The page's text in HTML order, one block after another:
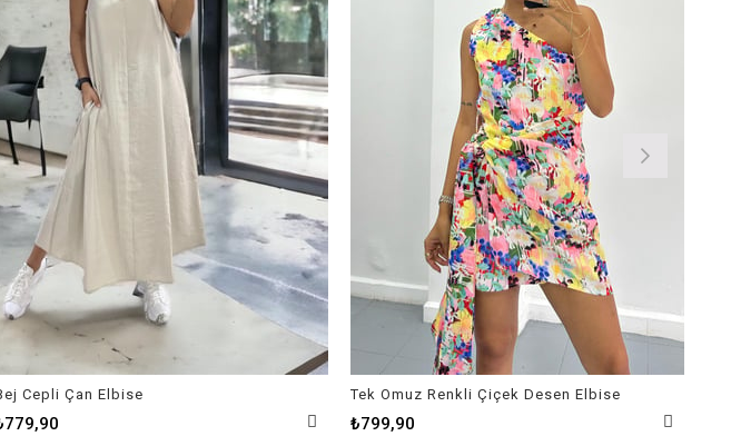
Cepli Çan Elbise Tek Omuz Renkli Çiçek Desen Elbise
₺799,90